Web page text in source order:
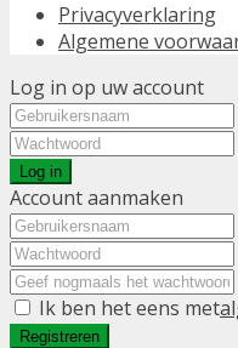
Privacyverklaring
Algemene
Log in op uw account
Log in
Account aanmaken
Ik ben het eens met
Registreren